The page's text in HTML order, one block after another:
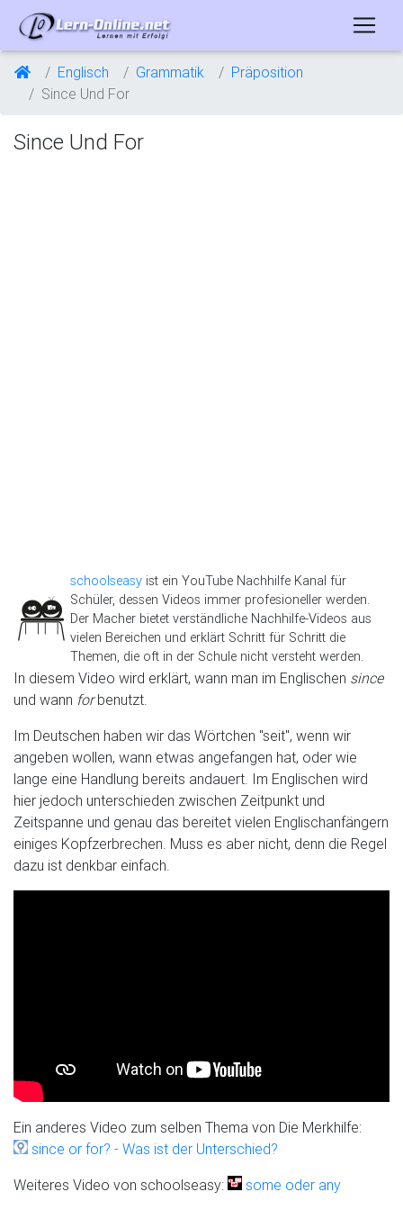
Englisch Grammatik
Präposition
Since Und For
Since Und For
schoolseasy ist ein YouTube Nachhilfe Kanal für
Schüler, dessen Videos immer profesioneller werden.
Der Macher bietet verständliche Nachhilfe-Videos aus
vielen Bereichen und erklärt Schritt für Schritt die
Themen, die oft in der Schule nicht versteht werden.
In diesem Video wird erklärt, wann man im Englischen since
und wann forbenutzt.
Im Deutschen haben wir das Wörtchen "seit", wenn wir
angeben wollen, wann etwas angefangen hat, oder wie
lange eine Handlung bereits andauert. Im Englischen wird
hier jedoch unterschieden zwischen Zeitpunkt und
Zeitspanne und genau das bereitet vielen Englischanfängern
einiges Kopfzerbrechen. Muss es aber nicht, denn die Regel
dazu ist denkbar einfach.
Ein anderes Video zum selben Thema von Die Merkhilfe:
since or for? - Was ist der Unterschied?
Weiteres Video von schoolseasy:
some oder any